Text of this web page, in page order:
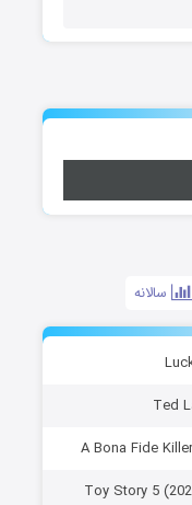
سالانه